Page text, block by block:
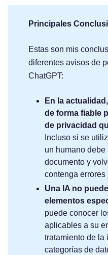
Principales
Estas son mis
diferentes avisos de
ChatGPT:
En la
de forma fiable
de privacidad
Incluso si se
un humano debe
documento y
contenga
Una IA no
elementos
puede conocer
aplicables a su
tratamiento de la
categorías de